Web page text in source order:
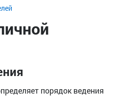
порядок ведения